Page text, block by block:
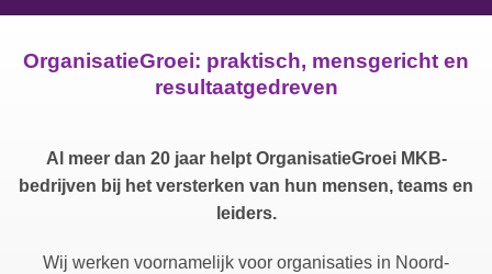
OrganisatieGroei: praktisch, mensgericht en
resultaatgedreven
Al meer dan 20 jaar helpt OrganisatieGroei MKB-
bedrijven bij het versterken van hun mensen, teams en
leiders.
Wij werken voornamelijk voor organisaties in Noord-